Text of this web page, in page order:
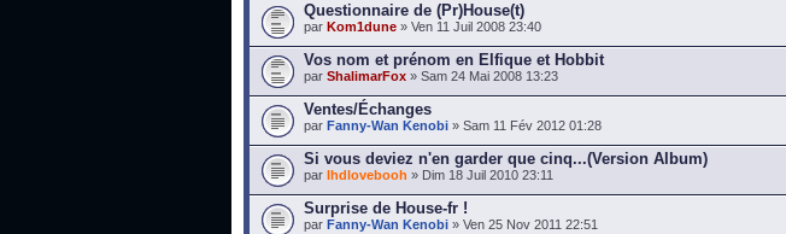
Questionnaire de (Pr)House(t)
par Kom1dune » Ven 11 Juil 2008 23:40
Vos nom et prénom en Elfique et Hobbit
par ShalimarFox » Sam 24 Mai 2008 13:23
Ventes/Échanges
par Fanny-Wan Kenobi » Sam 11 Fév 2012 01:28
Si vous deviez n'en garder que cinq...(Version Album)
par lhdlovebooh » Dim 18 Juil 2010 23:11
Surprise de House-fr !
par Fanny-Wan Kenobi » Ven 25 Nov 2011 22:51